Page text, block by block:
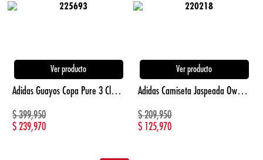
Ver producto
Adidas Guayos Copa Pure 3 Club Terreno Firme/Mu negro de hombre para futbol
$399,950
$239,970
Ver producto
Adidas Camiseta Jaspeada Own The Run Manga Corta gris de mujer para correr
$209,950
$ 125,970